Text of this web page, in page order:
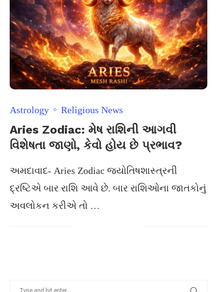
Astrology Religious News
Aries Zodiac: મેષ રાશિની આગવી
વિશેષતા જાણો, કેવો હોય છે પ્રભાવ?
અમદાવાદ- Aries Zodiac જ્યોતિષશાસ્ત્રની
દ્રષ્ટિએ બાર રાશિ આવે છે. બાર રાશિઓના જાતકોનું
અવલોકન કરીએ તો …